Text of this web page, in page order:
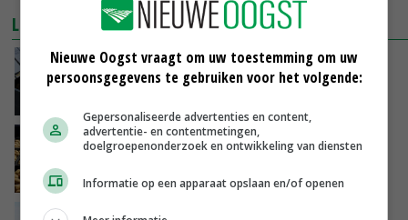
LEES OOK
Semagri heeft antwoord op nieuwe fysio
wratziekte
Geleidelijk hoger resistentieniveau in
rassenpakket
11-11-2022
Nieuwe Oogst vraagt om uw toestemming om uw
persoonsgegevens te gebruiken voor het volgende:
Gepersonaliseerde advertenties en content,
advertentie- en contentmetingen,
doelgroepenonderzoek en ontwikkeling van diensten
Informatie op een apparaat opslaan en/of openen